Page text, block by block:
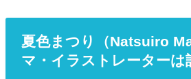
夏色まつり（Natsuiro
マ・イラストレーターは